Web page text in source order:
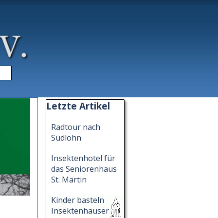
Block überspringen Letzte Artikel
Letzte Artikel
Radtour nach
Südlohn
Insektenhotel für
das Seniorenhaus
St. Martin
Kinder basteln
Insektenhäuser